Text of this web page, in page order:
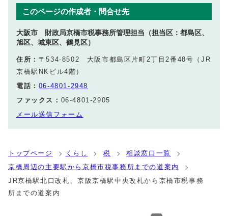
このページの作成者・問合せ先
大阪市 財政局京橋市税事務所管理担当（担当区：都島区、
旭区、城東区、鶴見区）
住所： 〒534-8502 大阪市都島区片町2丁目2番48号（JR
京橋駅NKビル4階）
電話： 06-4801-2948
ファックス： 06-4801-2905
メール送信フォーム
トップページ くらし 税
相談窓口一覧
京橋周辺の主要駅から京橋市税事務所までの道案内
JR京橋駅北口改札、京阪京橋駅中央改札から京橋市税事務
所までの道案内